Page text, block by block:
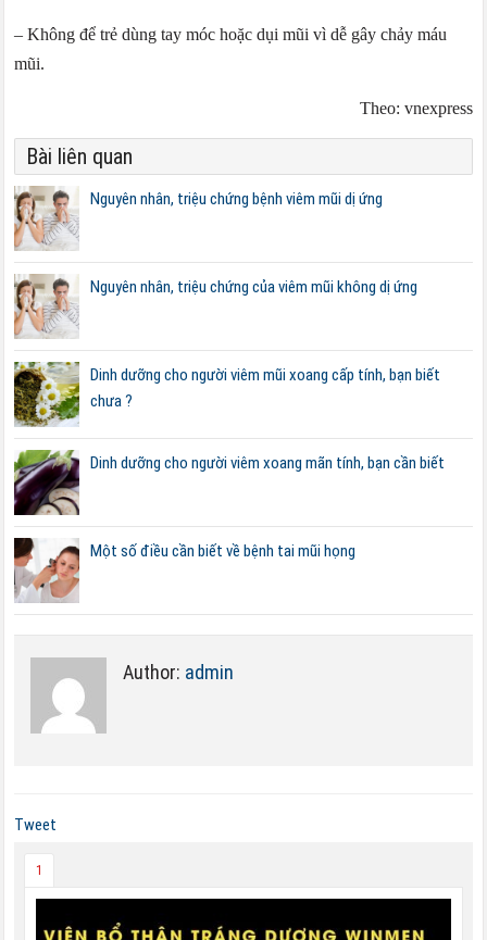
– Không để trẻ dùng tay móc hoặc dụi mũi vì dễ gây chảy máu
mũi.
Theo: vnexpress
Bài liên quan
Nguyên nhân, triệu chứng bệnh viêm mũi dị ứng
Nguyên nhân, triệu chứng của viêm mũi không dị ứng
Dinh dưỡng cho người viêm mũi xoang cấp tính, bạn biết
chưa ?
Dinh dưỡng cho người viêm xoang mãn tính, bạn cần biết
Một số điều cần biết về bệnh tai mũi họng
Author: admin
Tweet
1